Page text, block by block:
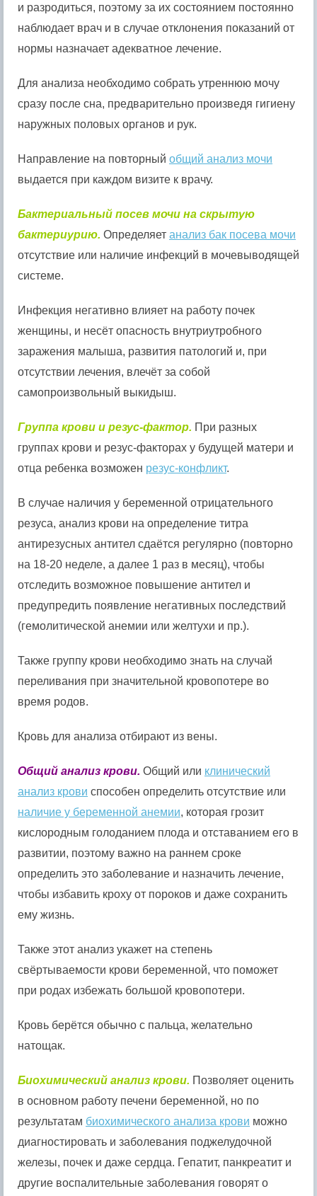
и разродиться, поэтому за их состоянием постоянно
наблюдает врач и в случае отклонения показаний от
нормы назначает адекватное лечение.
Для анализа необходимо собрать утреннюю мочу
сразу после сна, предварительно произведя гигиену
наружных половых органов и рук.
Направление на повторный общий анализ мочи
выдается при каждом визите к врачу.
Бактериальный посев мочи на скрытую
бактериурию. Определяет анализ бак посева мочи
отсутствие или наличие инфекций в мочевыводящей
системе.
Инфекция негативно влияет на работу почек
женщины, и несёт опасность внутриутробного
заражения малыша, развития патологий и, при
отсутствии лечения, влечёт за собой
самопроизвольный выкидыш.
Группа крови и резус-фактор. При разных
группах крови и резус-факторах у будущей матери и
отца ребенка возможен резус-конфликт.
В случае наличия у беременной отрицательного
резуса, анализ крови на определение титра
антирезусных антител сдаётся регулярно (повторно
на 18-20 неделе, а далее 1 раз в месяц), чтобы
отследить возможное повышение антител и
предупредить появление негативных последствий
(гемолитической анемии или желтухи и пр.).
Также группу крови необходимо знать на случай
переливания при значительной кровопотере во
время родов.
Кровь для анализа отбирают из вены.
Общий анализ крови. Общий или клинический
анализ крови способен определить отсутствие или
наличие у беременной анемии, которая грозит
кислородным голоданием плода и отставанием его в
развитии, поэтому важно на раннем сроке
определить это заболевание и назначить лечение,
чтобы избавить кроху от пороков и даже сохранить
ему жизнь.
Также этот анализ укажет на степень
свёртываемости крови беременной, что поможет
при родах избежать большой кровопотери.
Кровь берётся обычно с пальца, желательно
натощак.
Биохимический анализ крови. Позволяет оценить
в основном работу печени беременной, но по
результатам биохимического анализа крови можно
диагностировать и заболевания поджелудочной
железы, почек и даже сердца. Гепатит, панкреатит и
другие воспалительные заболевания говорят о